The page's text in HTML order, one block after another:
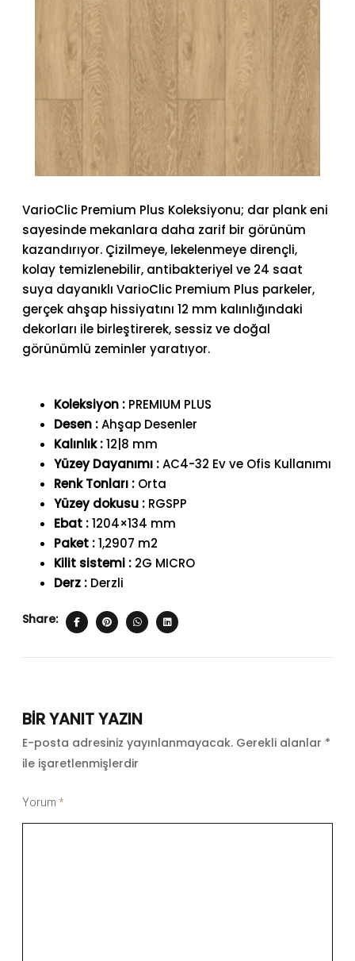
VarioClic Premium Plus Koleksiyonu; dar plank eni
sayesinde mekanlara daha zarif bir görünüm
kazandırıyor. Çizilmeye, lekelenmeye dirençli,
kolay temizlenebilir, antibakteriyel ve 24 saat
suya dayanıklı VarioClic Premium Plus parkeler,
gerçek ahşap hissiyatını 12 mm kalınlığındaki
dekorları ile birleştirerek, sessiz ve doğal
görünümlü zeminler yaratıyor.
Koleksiyon : PREMIUM PLUS
Desen :Ahşap Desenler
Kalınlık :12|8 mm
Yüzey Dayanımı :AC4-32 Ev ve Ofis Kullanımı
Renk Tonları : Orta
Yüzey dokusu : RGSPP
Ebat :1204×134 mm
Paket :1,2907 m2
Kilit sistemi : 2G MICRO
Derz : Derzli
Share:
BIR YANIT YAZIN
E-posta adresiniz yayınlanmayacak. Gerekli alanlar *
ile işaretlenmişlerdir
Yorum*